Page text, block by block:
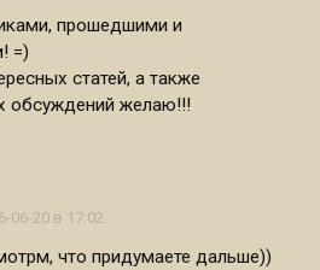
прошедшими и
=)
статей, а также
обсуждений желаю!!!
06-20 в 17:02
что придумаете дальше))